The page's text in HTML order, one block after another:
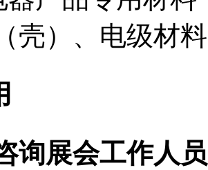
壳）、电级材
询展会工作人